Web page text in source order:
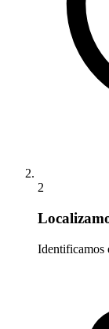
2
Identificamos